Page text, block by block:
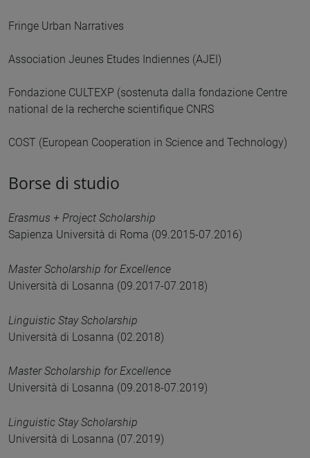
Fringe Urban Narratives
Association Jeunes Etudes Indiennes (AJEI)
Fondazione CULTEXP (sostenuta dalla fondazione Centre
national de la recherche scientifique CNRS
COST (European Cooperation in Science and Technology)
Borse di studio
Erasmus + Project Scholarship
Sapienza Università di Roma (09.2015-07.2016)
Master Scholarship for Excellence
Università di Losanna (09.2017-07.2018)
Linguistic Stay Scholarship
Università di Losanna (02.2018)
Master Scholarship for Excellence
Università di Losanna (09.2018-07.2019)
Linguistic Stay Scholarship
Università di Losanna (07.2019)